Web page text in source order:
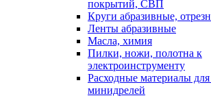
покрытий, СВП
Круги абразивные,
Ленты абразивные
Масла, химия
Пилки, ножи, полотна к
электроинструменту
Расходные материалы
минидрелей